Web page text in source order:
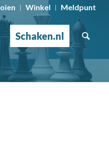
Winkel Meldpunt
Schaken.nl